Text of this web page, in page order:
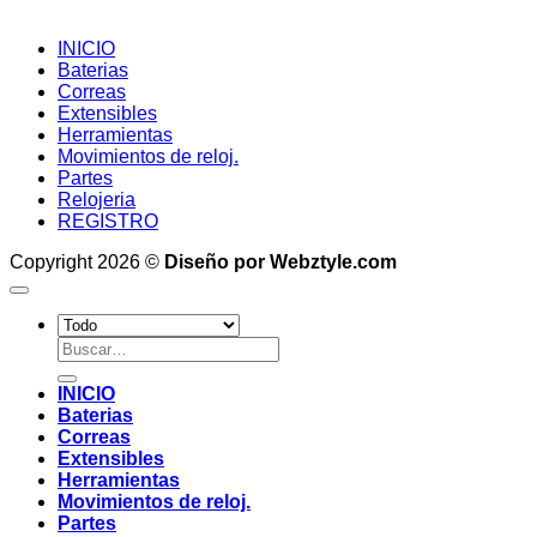
INICIO
Baterias
Correas
Extensibles
Herramientas
Movimientos de reloj.
Partes
Relojeria
REGISTRO
Copyright 2026 © Diseño por Webztyle.com
Buscar
por:
INICIO
Baterias
Correas
Extensibles
Herramientas
Movimientos de reloj.
Partes